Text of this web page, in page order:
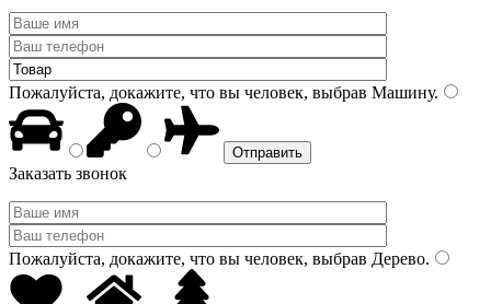
Пожалуйста, докажите, что вы человек, выбрав Машину.
Заказать звонок
Пожалуйста, докажите, что вы человек, выбрав Дерево.